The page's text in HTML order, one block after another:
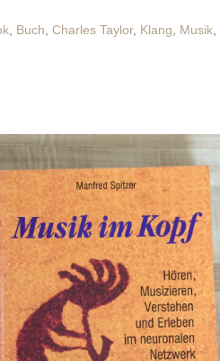
, Buch, Charles Taylor, Klang, Musik,